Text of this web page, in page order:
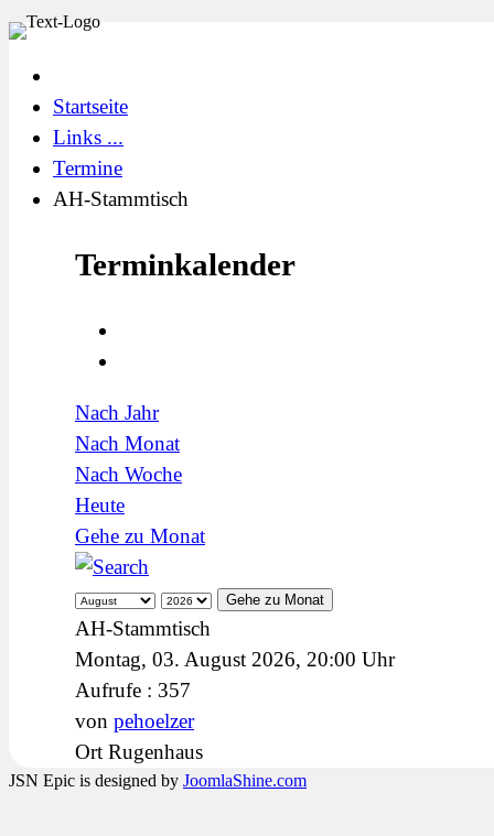
Startseite
Links ...
Termine
AH-Stammtisch
Terminkalender
Nach Jahr
Nach Monat
Nach Woche
Heute
Gehe zu Monat
Gehe zu Monat
AH-Stammtisch
Montag, 03. August 2026, 20:00 Uhr
Aufrufe : 357
von pehoelzer
Ort Rugenhaus
JSN Epic is designed by JoomlaShine.com